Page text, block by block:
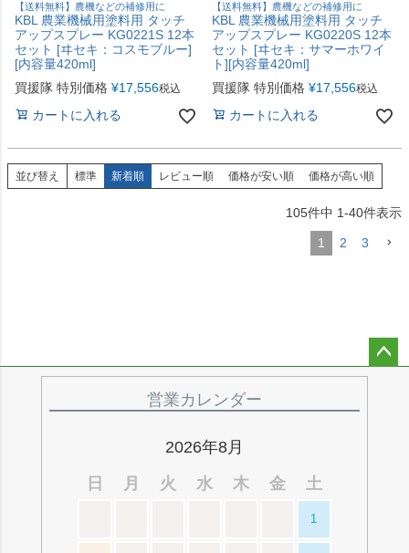
【送料無料】農機などの補修用に
KBL 農業機械用塗料用 タッチ
アップスプレー KG0221S 12本
セット [ヰセキ：コスモブルー]
[内容量420ml]
買援隊 特別価格 ¥17,556税込
カートに入れる
【送料無料】農機などの補修用に
KBL 農業機械用塗料用 タッチ
アップスプレー KG0220S 12本
セット [ヰセキ：サマーホワイ
ト][内容量420ml]
買援隊 特別価格 ¥17,556税込
カートに入れる
並び替え 標準 新着順 レビュー順 価格が安い順 価格が高い順
105件中 1-40件表示
1 2 3
営業カレンダー
2026年8月
日
月 火 水 木 金 土
1